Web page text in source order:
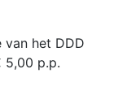
van het DDD
5,00 p.p.